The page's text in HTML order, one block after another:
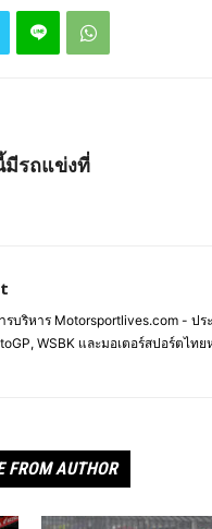
มีรถแข่งที่
บริหาร Motorsportlives.com - ป
WSBK และมอเตอร์สปอร์ตไท
FROM AUTHOR